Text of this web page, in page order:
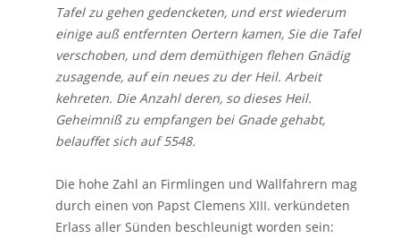
Tafel zu gehen gedencketen, und erst wiederum
einige auß entfernten Oertern kamen, Sie die Tafel
verschoben, und dem demüthigen flehen Gnädig
zusagende, auf ein neues zu der Heil. Arbeit
kehreten. Die Anzahl deren, so dieses Heil.
Geheimniß zu empfangen bei Gnade gehabt,
belauffet sich auf 5548.
Die hohe Zahl an Firmlingen und Wallfahrern mag
durch einen von Papst Clemens XIII. verkündeten
Erlass aller Sünden beschleunigt worden sein: